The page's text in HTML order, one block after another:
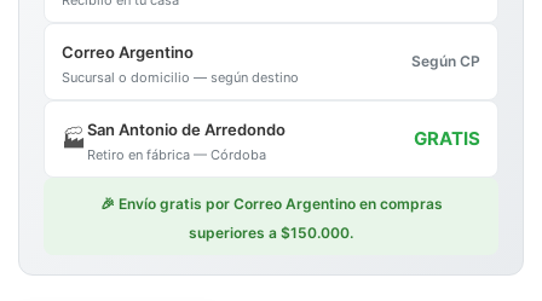
Correo Argentino
Sucursal o domicilio — según destino
Según CP
🏭San Antonio de Arredondo
Retiro en fábrica — Córdoba
GRATIS
🎉 Envío gratis por Correo Argentino en compras
superiores a $150.000.